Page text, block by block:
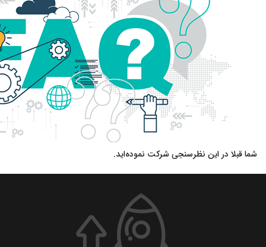
شما قبلا در این نظرسنجی شرکت نموده‌اید.